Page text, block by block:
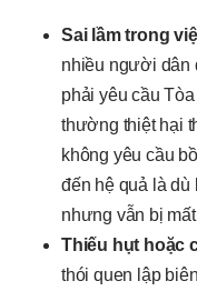
Sai lầm trong
nhiều người dân
phải yêu cầu
thường thiệt hại
không yêu cầu
đến hệ quả là
nhưng vẫn bị
Thiếu hụt hoặc
thói quen lập